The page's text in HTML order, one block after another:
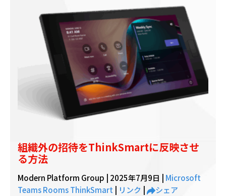
組織外の招待をThinkSmartに反映させ
る方法
Modern Platform Group | 2025年7月9日 | Microsoft
Teams RoomsThinkSmart | リンク | シェア